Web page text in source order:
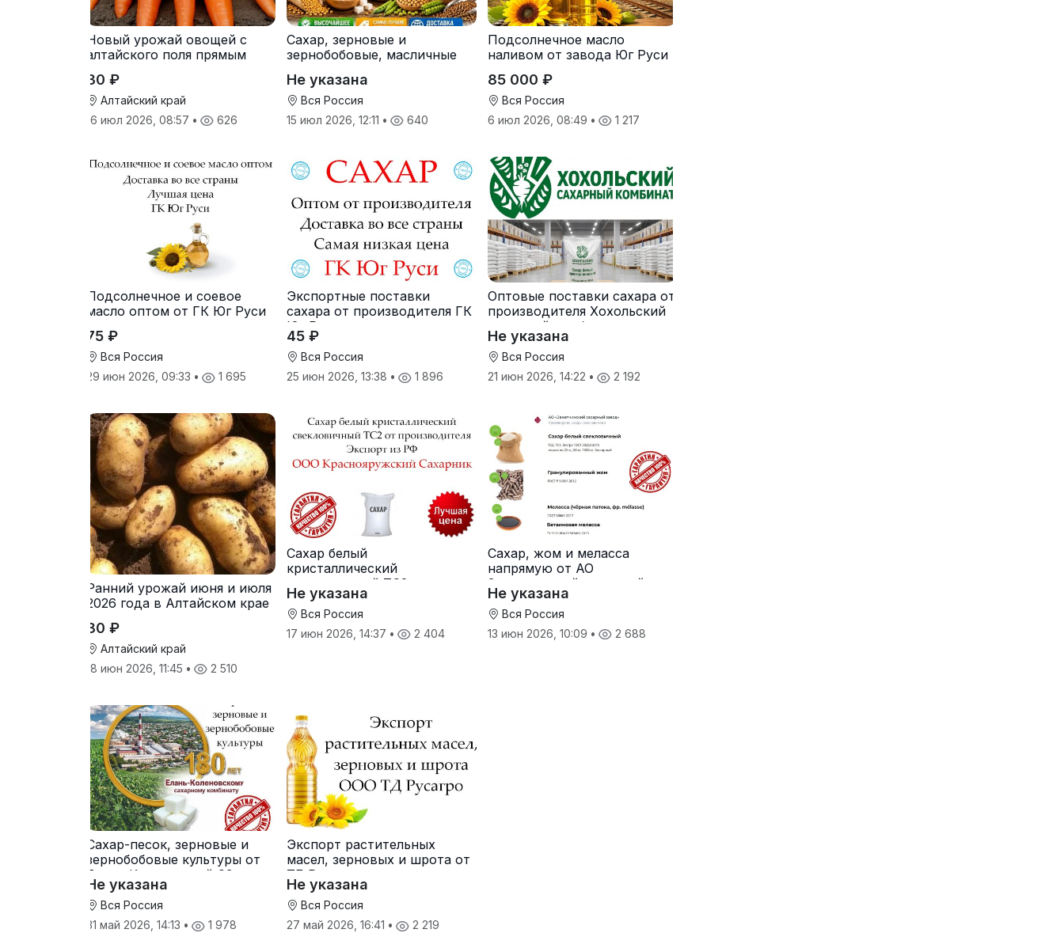
Новый урожай овощей с
алтайского поля прямым
30 ₽
Алтайский край
16 июл 2026, 08:57 • 626
Сахар, зерновые и
зернобобовые, масличные
Не указана
Вся Россия
15 июл 2026, 12:11 • 640
Подсолнечное масло
наливом от завода Юг Руси
85 000 ₽
Вся Россия
6 июл 2026, 08:49 • 1 217
Подсолнечное и соевое
масло оптом от ГК Юг Руси
75 ₽
Вся Россия
29 июн 2026, 09:33 • 1 695
Экспортные поставки
сахара от производителя ГК
Юг Руси
45 ₽
Вся Россия
25 июн 2026, 13:38 • 1 896
Оптовые поставки сахара от
производителя Хохольский
сахарный комбинат
Не указана
Вся Россия
21 июн 2026, 14:22 • 2 192
Ранний урожай июня и июля
2026 года в Алтайском крае
30 ₽
Алтайский край
18 июн 2026, 11:45 • 2 510
Сахар белый
кристаллический
свекловичный ТС2 от
производителя
Не указана
Вся Россия
17 июн 2026, 14:37 • 2 404
Сахар, жом и меласса
напрямую от АО
Земетчинский сахарный
завод
Не указана
Вся Россия
13 июн 2026, 10:09 • 2 688
Сахар-песок, зерновые и
зернобобовые культуры от
Елань-Коленовский СЗ
Не указана
Вся Россия
31 май 2026, 14:13 • 1 978
Экспорт растительных
масел, зерновых и шрота от
ТД Русагро
Не указана
Вся Россия
27 май 2026, 16:41 • 2 219